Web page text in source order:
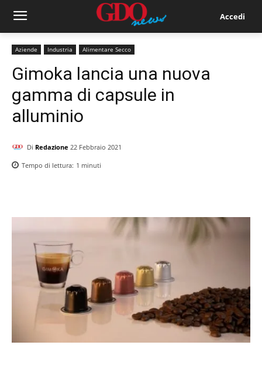
Accedi
Aziende Industria Alimentare Secco
Gimoka lancia una nuova
gamma di capsule in
alluminio
Di Redazione 22 Febbraio 2021
Tempo di lettura: 1 minuti